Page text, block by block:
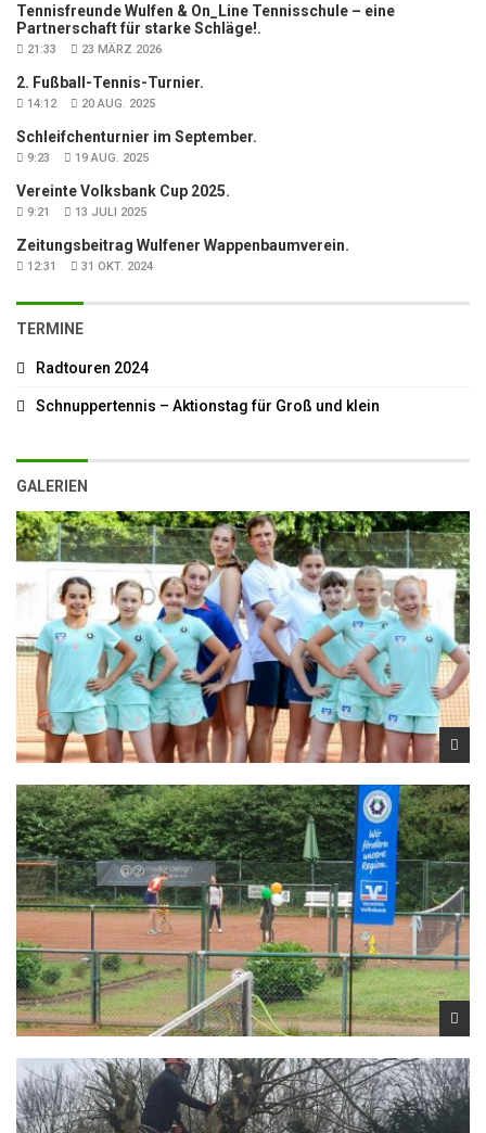
Tennisfreunde Wulfen & On_Line Tennisschule – eine
Partnerschaft für starke Schläge!.
21:33 23 MÄRZ 2026
2. Fußball-Tennis-Turnier.
14:12 20 AUG. 2025
Schleifchenturnier im September.
9:23 19 AUG. 2025
Vereinte Volksbank Cup 2025.
9:21 13 JULI 2025
Zeitungsbeitrag Wulfener Wappenbaumverein.
12:31 31 OKT. 2024
TERMINE
Radtouren 2024
Schnuppertennis – Aktionstag für Groß und klein
GALERIEN